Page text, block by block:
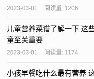
2023-03-01 阅读量: 1206
儿童营养菜谱了解一下 这
童至关重要
2023-03-01 阅读量: 1174
小孩早餐吃什么最有营养